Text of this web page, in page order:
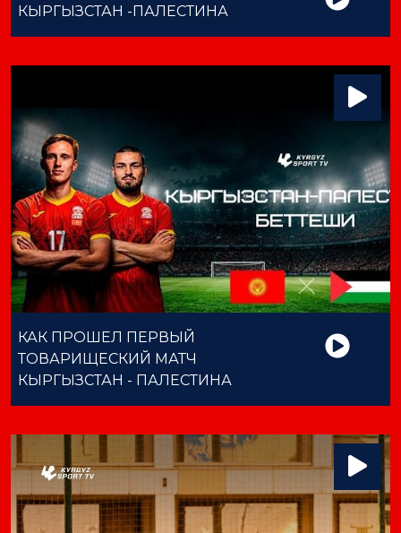
КЫРГЫЗСТАН -ПАЛЕСТИНА
КАК ПРОШЕЛ ПЕРВЫЙ
ТОВАРИЩЕСКИЙ МАТЧ
КЫРГЫЗСТАН - ПАЛЕСТИНА